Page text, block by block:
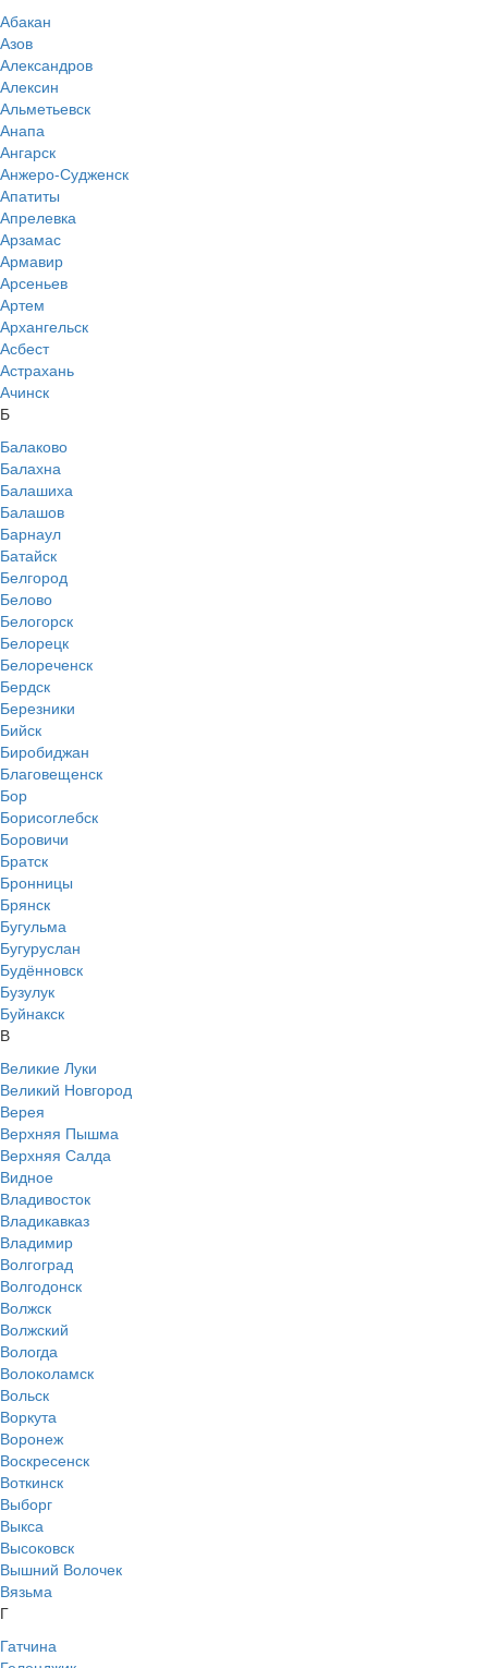
Абакан
Азов
Александров
Алексин
Альметьевск
Анапа
Ангарск
Анжеро-Судженск
Апатиты
Апрелевка
Арзамас
Армавир
Арсеньев
Артем
Архангельск
Асбест
Астрахань
Ачинск
Б
Балаково
Балахна
Балашиха
Балашов
Барнаул
Батайск
Белгород
Белово
Белогорск
Белорецк
Белореченск
Бердск
Березники
Бийск
Биробиджан
Благовещенск
Бор
Борисоглебск
Боровичи
Братск
Бронницы
Брянск
Бугульма
Бугуруслан
Будённовск
Бузулук
Буйнакск
В
Великие Луки
Великий Новгород
Верея
Верхняя Пышма
Верхняя Салда
Видное
Владивосток
Владикавказ
Владимир
Волгоград
Волгодонск
Волжск
Волжский
Вологда
Волоколамск
Вольск
Воркута
Воронеж
Воскресенск
Воткинск
Выборг
Выкса
Высоковск
Вышний Волочек
Вязьма
Г
Гатчина